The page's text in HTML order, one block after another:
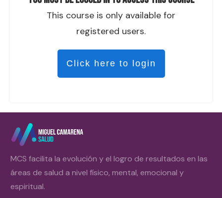
This course is only available for
registered users.
Click here to login
MCS facilita la evolución y el logro de resultados en las
áreas de salud a nivel físico, mental, emocional y
espiritual.